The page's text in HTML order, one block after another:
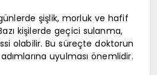
şişlik, morluk ve hafif
kişilerde geçici sulanma,
olabilir. Bu süreçte doktorun
uyulması önemlidir.